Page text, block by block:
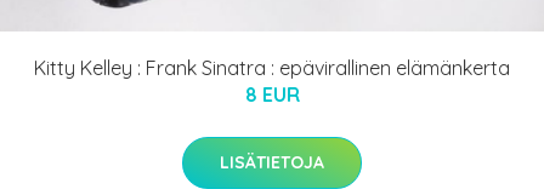
Kitty Kelley : Frank Sinatra : epävirallinen elämänkerta
8 EUR
LISÄTIETOJA